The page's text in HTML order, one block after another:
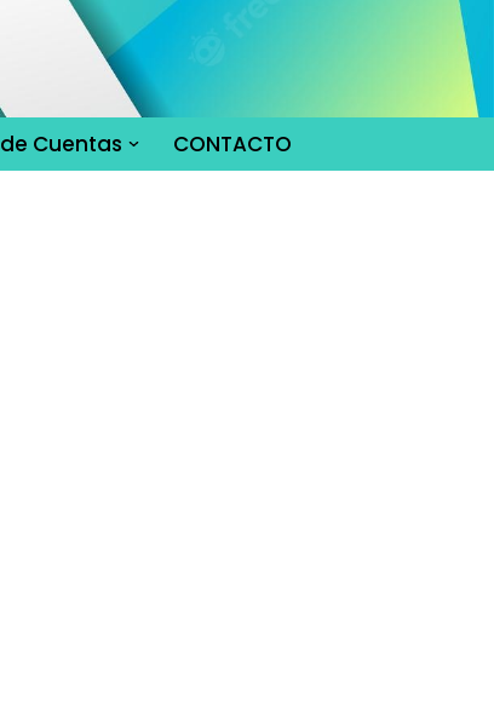
Cuentas CONTACTO